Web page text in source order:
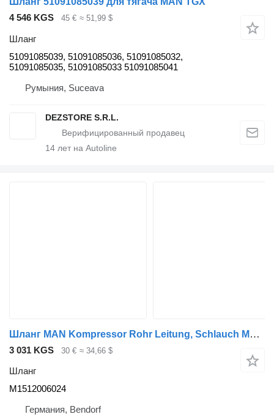
4 546 KGS
45 € ≈ 51,99 $
Шланг
51091085039, 51091085036, 51091085032,
51091085035, 51091085033 51091085041
Румыния, Suceava
DEZSTORE S.R.L.
14 лет на Autoline
Шланг MAN Kompressor Rohr Leitung, Schlauch M1512006024 для тягача MAN TGX Euro 6
3 031 KGS 30 € ≈ 34,66 $
Шланг
M1512006024
Германия, Bendorf